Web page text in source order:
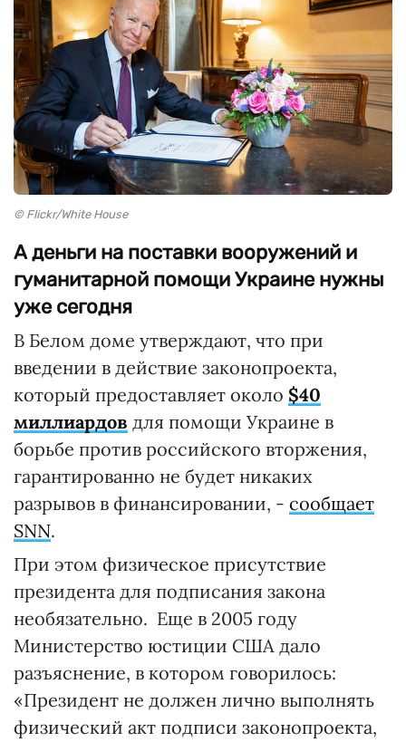
© Flickr/White House
А деньги на поставки вооружений и
гуманитарной помощи Украине нужны
уже сегодня
В Белом доме утверждают, что при
введении в действие законопроекта,
который предоставляет около $40
миллиардов для помощи Украине в
борьбе против российского вторжения,
гарантированно не будет никаких
разрывов в финансировании, - сообщает
SNN.
При этом физическое присутствие
президента для подписания закона
необязательно. Еще в 2005 году
Министерство юстиции США дало
разъяснение, в котором говорилось:
«Президент не должен лично выполнять
физический акт подписи законопроекта,